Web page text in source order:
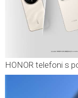
HONOR telefoni s